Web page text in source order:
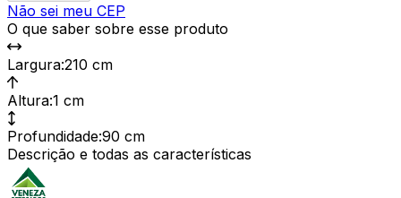
Não sei meu CEP
O que saber sobre esse produto
Largura:210 cm
Altura:1 cm
Profundidade:90 cm
Descrição e todas as características